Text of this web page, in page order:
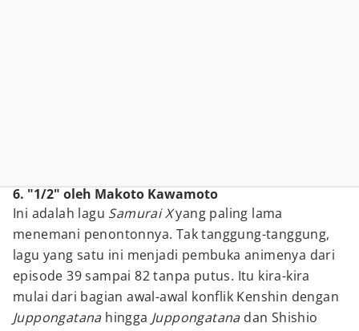
6. "1/2" oleh Makoto Kawamoto
Ini adalah lagu Samurai Xyang paling lama
menemani penontonnya. Tak tanggung-tanggung,
lagu yang satu ini menjadi pembuka animenya dari
episode 39 sampai 82 tanpa putus. Itu kira-kira
mulai dari bagian awal-awal konflik Kenshin dengan
Juppongatanahingga Juppongatanadan Shishio